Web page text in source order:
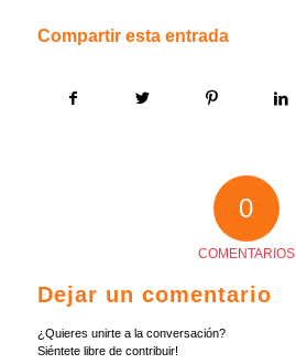
Compartir esta entrada
0
COMENTARIOS
Dejar un comentario
¿Quieres unirte a la conversación?
Siéntete libre de contribuir!